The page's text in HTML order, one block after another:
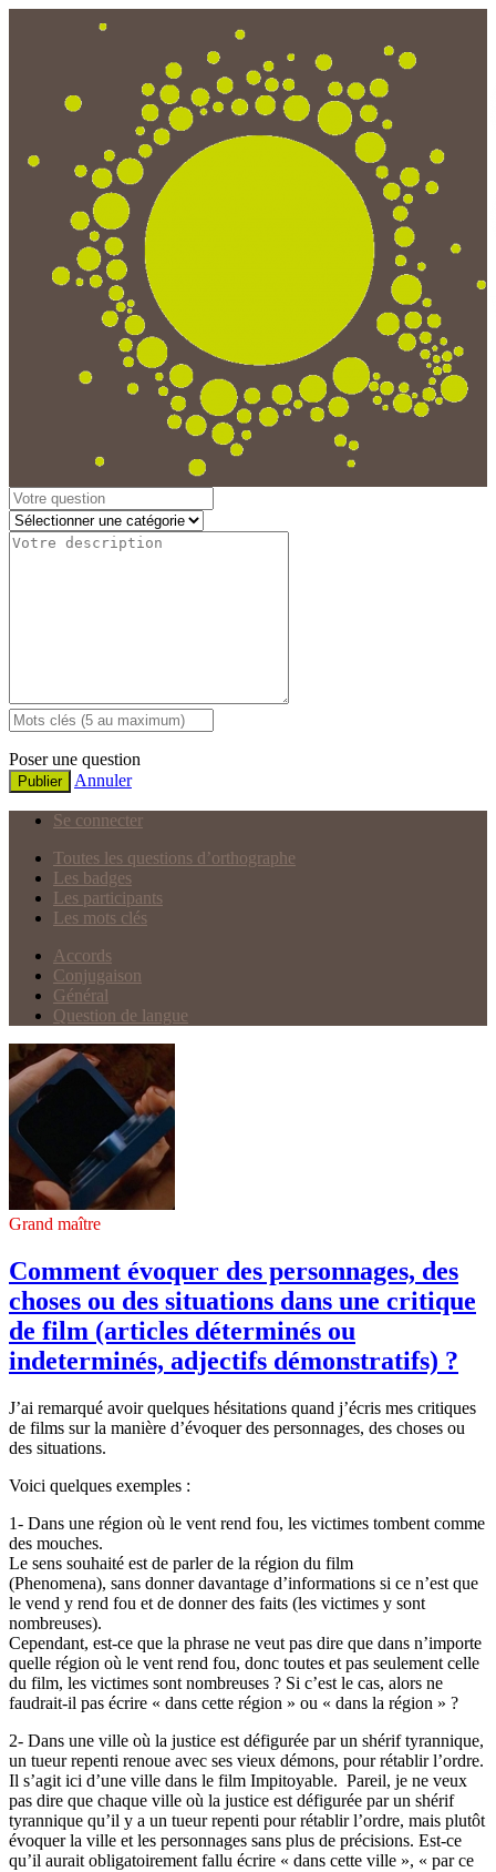
Poser une question
Publier Annuler
Se connecter
Toutes les questions d’orthographe
Les badges
Les participants
Les mots clés
Accords
Conjugaison
Général
Question de langue
Grand maître
Comment évoquer des personnages, des
choses ou des situations dans une critique
de film (articles déterminés ou
indeterminés, adjectifs démonstratifs) ?
J’ai remarqué avoir quelques hésitations quand j’écris mes critiques
de films sur la manière d’évoquer des personnages, des choses ou
des situations.
Voici quelques exemples :
1- Dans une région où le vent rend fou, les victimes tombent comme
des mouches.
Le sens souhaité est de parler de la région du film
(Phenomena), sans donner davantage d’informations si ce n’est que
le vend y rend fou et de donner des faits (les victimes y sont
nombreuses).
Cependant, est-ce que la phrase ne veut pas dire que dans n’importe
quelle région où le vent rend fou, donc toutes et pas seulement celle
du film, les victimes sont nombreuses ? Si c’est le cas, alors ne
faudrait-il pas écrire « dans cette région » ou « dans la région » ?
2- Dans une ville où la justice est défigurée par un shérif tyrannique,
un tueur repenti renoue avec ses vieux démons, pour rétablir l’ordre.
Il s’agit ici d’une ville dans le film Impitoyable. Pareil, je ne veux
pas dire que chaque ville où la justice est défigurée par un shérif
tyrannique qu’il y a un tueur repenti pour rétablir l’ordre, mais plutôt
évoquer la ville et les personnages sans plus de précisions. Est-ce
qu’il aurait obligatoirement fallu écrire « dans cette ville », « par ce